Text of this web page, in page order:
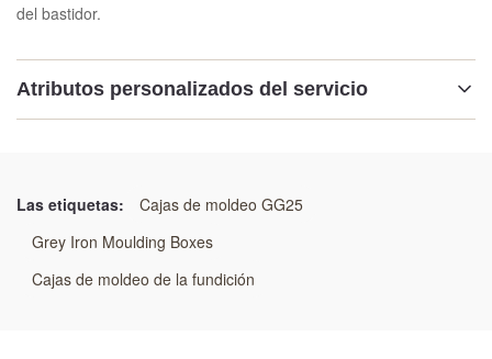
del bastidor.
Atributos personalizados del servicio
Uso:
Línea que moldea automática
Las etiquetas:
Cajas de moldeo GG25
Grey Iron Moulding Boxes
Cajas de moldeo de la fundición